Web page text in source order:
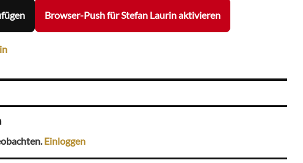
Browser-Push für Stefan Laurin aktivieren
Einloggen